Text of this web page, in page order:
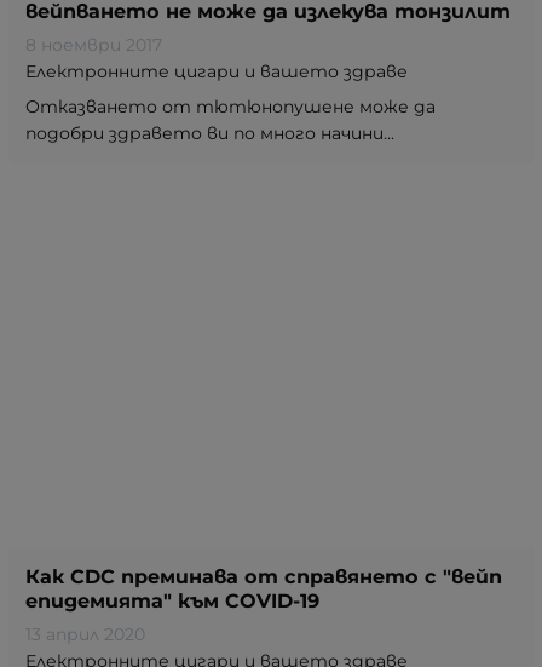
вейпването не може да излекува тонзилит
8 ноември 2017
Електронните цигари и вашето здраве
Отказването от тютюнопушене може да
подобри здравето ви по много начини...
Как CDC преминава от справянето с "вейп
епидемията" към COVID-19
13 април 2020
Електронните цигари и вашето здраве